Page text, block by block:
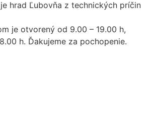
hrad Ľubovňa z technických príčin
je otvorený od 9.00 – 19.00 h,
h. Ďakujeme za pochopenie.